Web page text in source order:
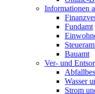
Informationen
Fundamt
Bauamt
Ver- und
Wasser
Strom